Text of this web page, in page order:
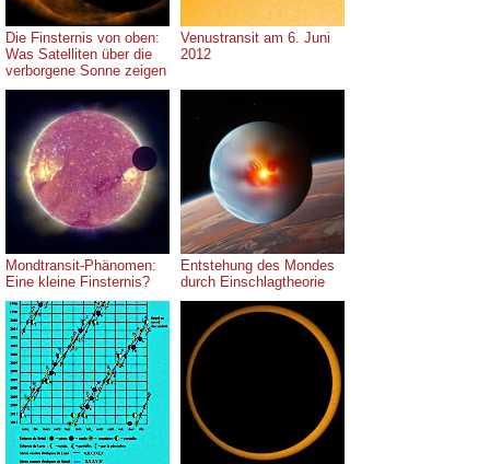
Die Finsternis von oben:
Was Satelliten über die
verborgene Sonne zeigen
Venustransit am 6. Juni
2012
Mondtransit-Phänomen:
Eine kleine Finsternis?
Entstehung des Mondes
durch Einschlagtheorie